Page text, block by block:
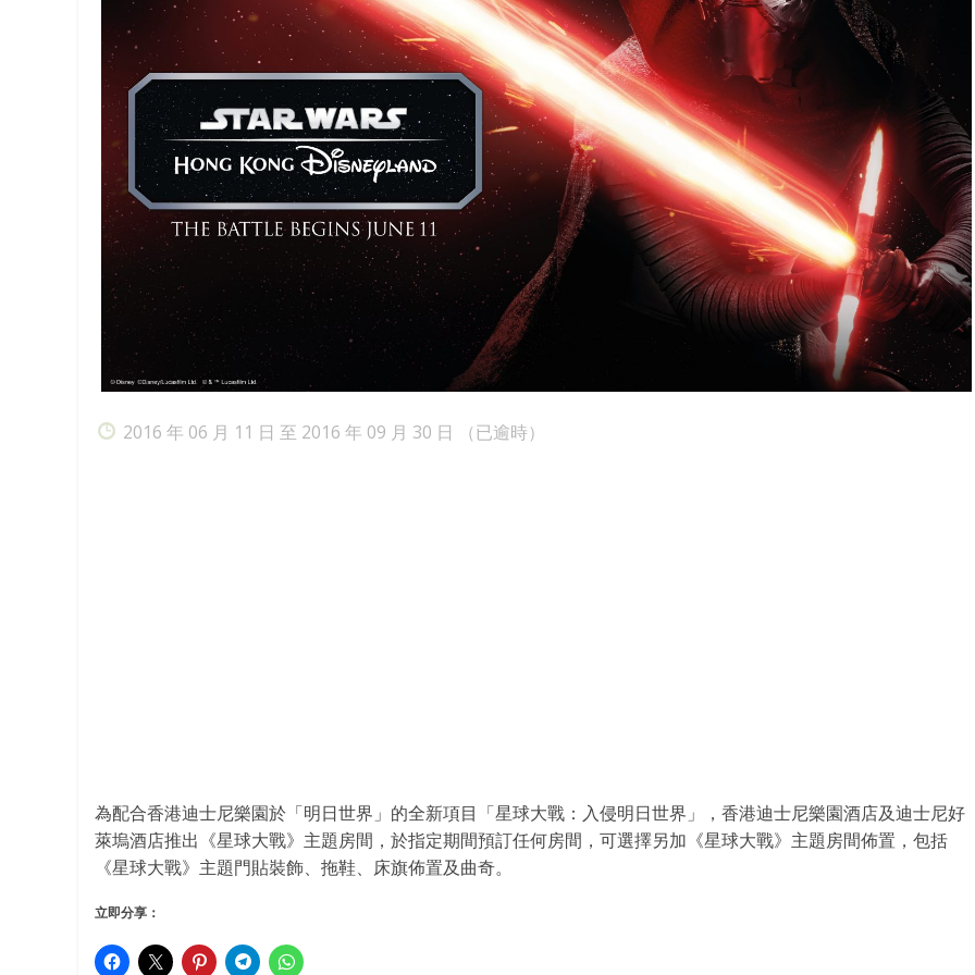
2016 年 06 月 11 日 至 2016 年 09 月 30 日 （已逾時）
為配合香港迪士尼樂園於「明日世界」的全新項目「星球大戰：入侵明日世界」，香港迪士尼樂園酒店及迪士尼好
萊塢酒店推出《星球大戰》主題房間，於指定期間預訂任何房間，可選擇另加《星球大戰》主題房間佈置，包括
《星球大戰》主題門貼裝飾、拖鞋、床旗佈置及曲奇。
立即分享：